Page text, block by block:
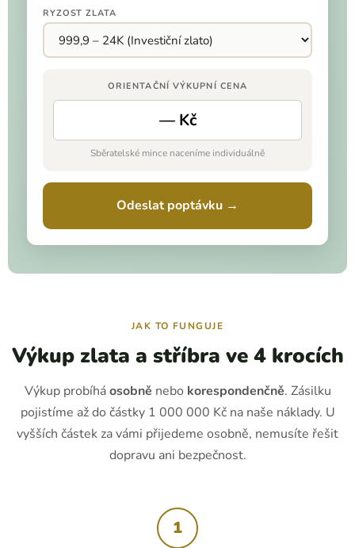
RYZOST ZLATA
ORIENTAČNÍ VÝKUPNÍ CENA
— Kč
Sběratelské mince naceníme individuálně
Odeslat poptávku →
JAK TO FUNGUJE
Výkup zlata a stříbra ve 4 krocích
Výkup probíháosobně nebo korespondenčně. Zásilku
pojistíme až do částky 1 000 000 Kč na naše náklady. U
vyšších částek za vámi přijedeme osobně, nemusíte řešit
dopravu ani bezpečnost.
1